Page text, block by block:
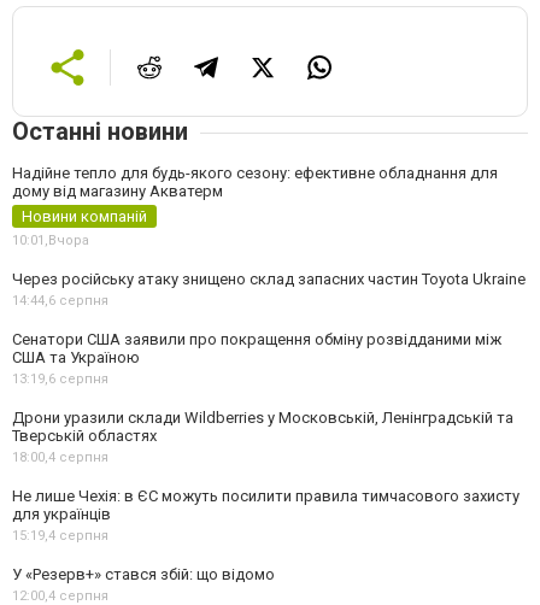
Останні новини
Надійне тепло для будь-якого сезону: ефективне обладнання для
дому від магазину Акватерм
Новини компаній
10:01,Вчора
Через російську атаку знищено склад запасних частин Toyota Ukraine
14:44,6 серпня
Сенатори США заявили про покращення обміну розвідданими між
США та Україною
13:19,6 серпня
Дрони уразили склади Wildberries у Московській, Ленінградській та
Тверській областях
18:00,4 серпня
Не лише Чехія: в ЄС можуть посилити правила тимчасового захисту
для українців
15:19,4 серпня
У «Резерв+» стався збій: що відомо
12:00,4 серпня